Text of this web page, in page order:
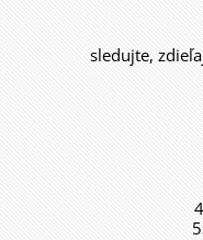
sledujte,